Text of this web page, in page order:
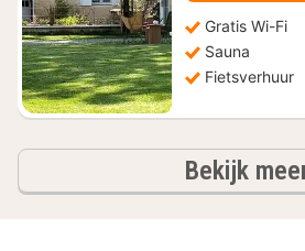
Gratis Wi-Fi
Sauna
Fietsverhuur
Bekijk